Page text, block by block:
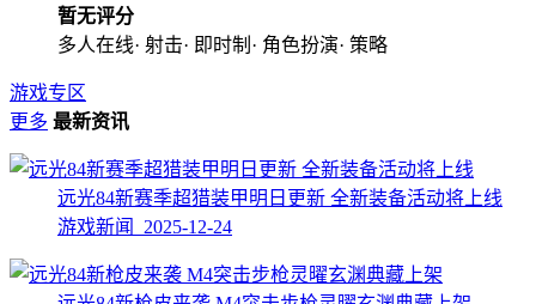
暂无评分
多人在线· 射击· 即时制· 角色扮演· 策略
游戏专区
更多 最新资讯
远光84新赛季超猎装甲明日更新 全新装备活动将上线
游戏新闻 2025-12-24